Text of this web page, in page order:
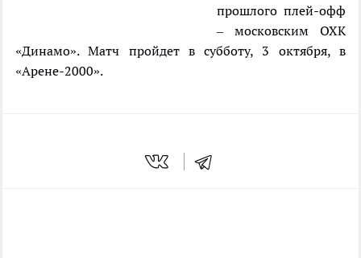
прошлого плей-офф
– московским ОХК
«Динамо». Матч пройдет в субботу, 3 октября, в
«Арене-2000».